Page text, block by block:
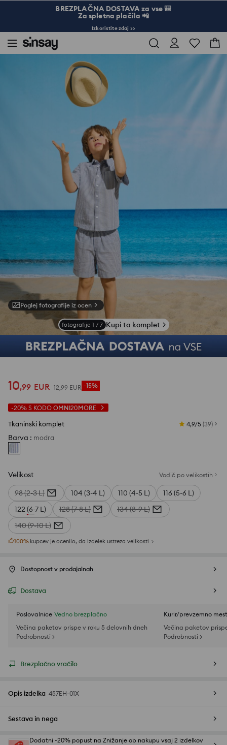
BREZPLAČNA DOSTAVA za vse 🎒
Za spletna plačila 📲
Izkoristite zdaj >>
Dečki 3-10 Tkaninski komplet
Poglej fotografije iz ocen
fotografije 1 / 7 Kupi ta komplet
10,99 EUR 12,99 EUR -15%
-20% S KODO OMNI20MORE
Tkaninski komplet 4,9/5 (39)
Barva : modra
Velikost Vodič po velikostih
98 (2-3 L) 104 (3-4 L) 110 (4-5 L)
116 (5-6 L)
122 (6-7 L)
128 (7-8 L)
134 (8-9 L)
140 (9-10 L)
100% kupcev je ocenilo, da izdelek ustreza velikosti
Dostopnost v prodajalnah
Dostava
Poslovalnice Vedno brezplačno
Večina paketov prispe v roku 5 delovnih dneh
Podrobnosti >
Kurir/prevzemno
Večina paketov
Podrobnosti >
Brezplačno vračilo
Opis izdelka 457EH-01X
Sestava in nega
Dodatni -20% popust na Znižanje ob nakupu vsaj 2 izdelkov